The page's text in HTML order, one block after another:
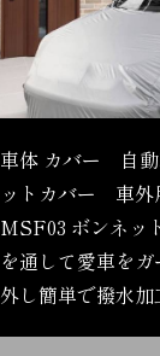
車体 カバー 自
ットカバー 車外
MSF03 ボンネッ
を通して愛車を
外し簡単で撥水加